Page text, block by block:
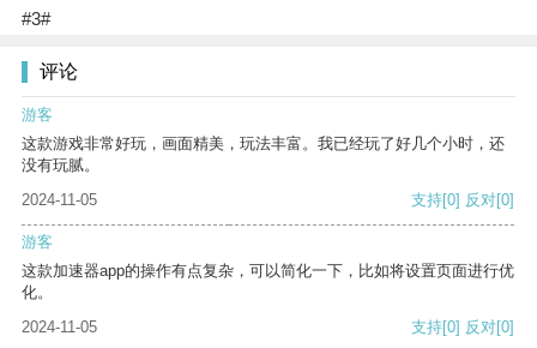
#3#
评论
游客
这款游戏非常好玩，画面精美，玩法丰富。我已经玩了好几个小时，还
没有玩腻。
2024-11-05
支持[0] 反对[0]
游客
这款加速器app的操作有点复杂，可以简化一下，比如将设置页面进行优
化。
2024-11-05
支持[0] 反对[0]